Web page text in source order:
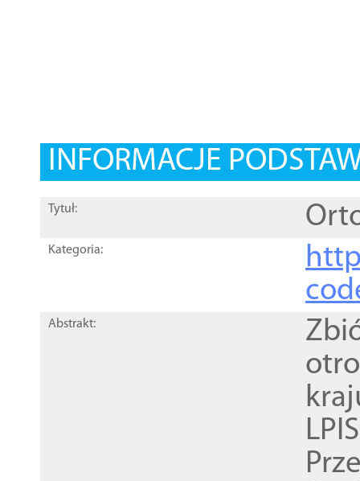
INFORMACJE
Tytuł:
Kategoria:
Abstrakt: